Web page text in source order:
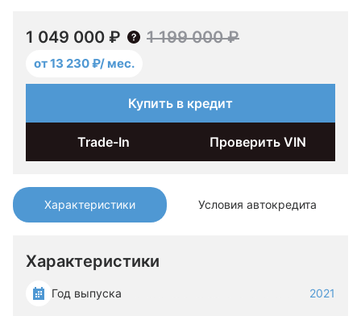
Характеристики Условия автокредита
Характеристики
Год выпуска 2021
1 049 000 ₽ 1 199 000 ₽
от 13 230 ₽/ мес.
Купить в кредит
Trade-In Проверить VIN